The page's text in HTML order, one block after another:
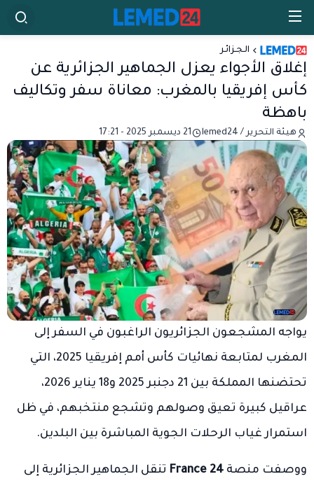
الـجـزائـر
إغلاق الأجواء يعزل الجماهير الجزائرية عن
كأس إفريقيا بالمغرب: معاناة سفر وتكاليف
باهظة
هيئة التحرير / lemed24 21 ديسمبر 2025 - 17:21
يواجه المشجعون الجزائريون الراغبون في السفر إلى
المغرب لمتابعة نهائيات كأس أمم إفريقيا 2025، التي
تحتضنها المملكة بين 21 دجنبر 2025 و18 يناير 2026،
عراقيل كبيرة تعيق وصولهم وتشجع منتخبهم، في ظل
استمرار غياب الرحلات الجوية المباشرة بين البلدين.
ووصفت منصة France 24 تنقل الجماهير الجزائرية إلى